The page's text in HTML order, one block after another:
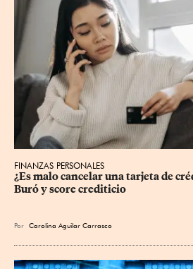
FINANZAS PERSONALES
¿Es malo cancelar una tarjeta de
Buró y score crediticio
Por Carolina Aguilar Carrasco